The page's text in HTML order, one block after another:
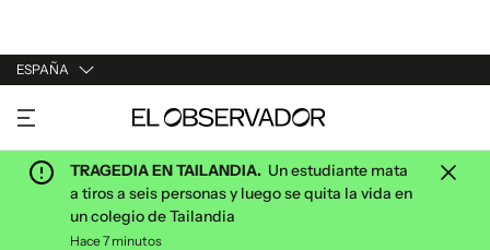
ESPAÑA
URUGUAY
ARGENTINA
ESPAÑA
ESTADOS UNIDOS
TRAGEDIA EN TAILANDIA. Un estudiante mata
a tiros a seis personas y luego se quita la vida en
un colegio de Tailandia
Hace 7 minutos